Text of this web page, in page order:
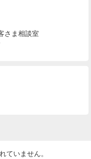
さま相談室
ていません。